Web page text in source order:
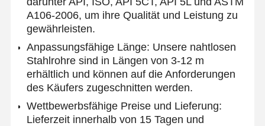
Startseite Produkte Über Uns Fabrik Tour
A106-2006, um ihre Qualität und Leistung zu
gewährleisten.
Anpassungsfähige Länge: Unsere nahtlosen
Stahlrohre sind in Längen von 3-12 m
erhältlich und können auf die Anforderungen
des Käufers zugeschnitten werden.
Wettbewerbsfähige Preise und Lieferung:
Lieferzeit innerhalb von 15 Tagen und